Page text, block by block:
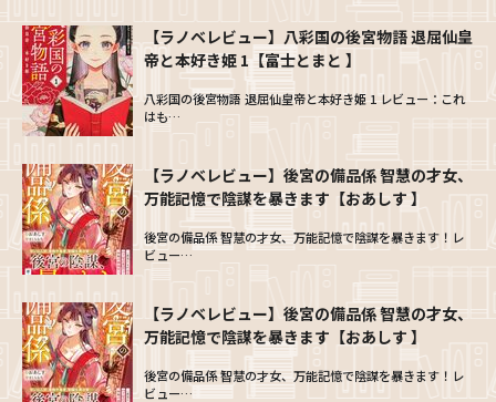
【ラノベレビュー】八彩国の後宮物語 退屈仙皇
帝と本好き姫 1【富士とまと 】
八彩国の後宮物語 退屈仙皇帝と本好き姫 1 レビュー：これ
はも…
【ラノベレビュー】後宮の備品係 智慧の才女、
万能記憶で陰謀を暴きます【おあしす 】
後宮の備品係 智慧の才女、万能記憶で陰謀を暴きます！レ
ビュー…
【ラノベレビュー】後宮の備品係 智慧の才女、
万能記憶で陰謀を暴きます【おあしす 】
後宮の備品係 智慧の才女、万能記憶で陰謀を暴きます！レ
ビュー…